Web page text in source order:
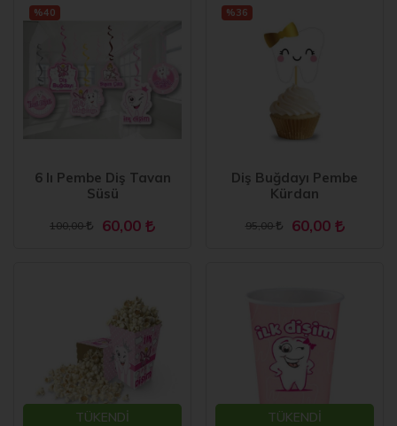
6 lı Pembe Diş Tavan
Süsü
100,00 60,00
%40
Diş Buğdayı Pembe
Kürdan
95,00 60,00
%36
TÜKENDİ TÜKENDİ